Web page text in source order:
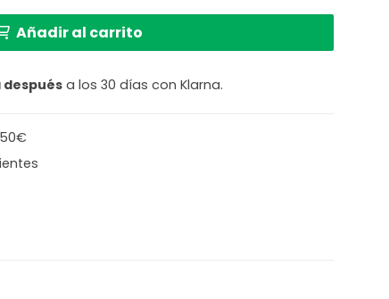
Añadir al carrito
después a los 30 días con Klarna.